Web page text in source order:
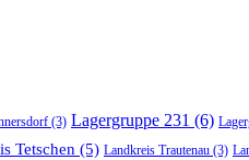
(3) Lagergruppe 231 (6)
Tetschen (5) Landkreis Trautenau (3)